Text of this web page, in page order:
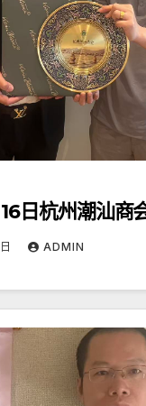
日杭州潮汕商
ADMIN